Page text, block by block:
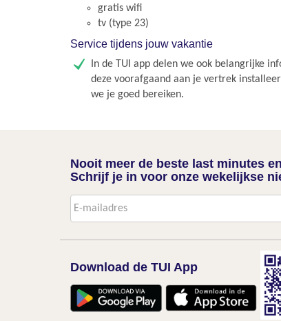
gratis wifi
tv (type 23)
Service tijdens jouw vakantie
In de TUI app delen we ook belangrijke
deze voorafgaand aan je vertrek
we je goed bereiken.
Nooit meer de beste last minutes
Schrijf je in voor onze wekelijkse
Download de TUI App